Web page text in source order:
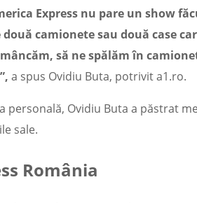
Express nu pare un show
camionete sau două case
să ne spălăm în
a spus Ovidiu Buta, potrivit a1.ro.
personală, Ovidiu Buta a păstrat
sale.
România